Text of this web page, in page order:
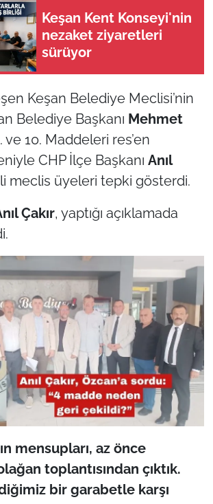
Keşan Kent Konseyi'nin
nezaket ziyaretleri
sürüyor
Keşan Belediye Meclisi’nin
Belediye Başkanı Mehmet
ve 10. Maddeleri res’en
CHP İlçe Başkanı Anıl
meclis üyeleri tepki gösterdi.
Çakır, yaptığı açıklamada
mensupları, az önce
toplantısından çıktık.
bir garabetle karşı